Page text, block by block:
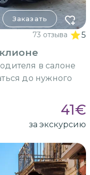
Заказать
73 отзыва 5
в салоне
до нужного
41€
за экскурсию